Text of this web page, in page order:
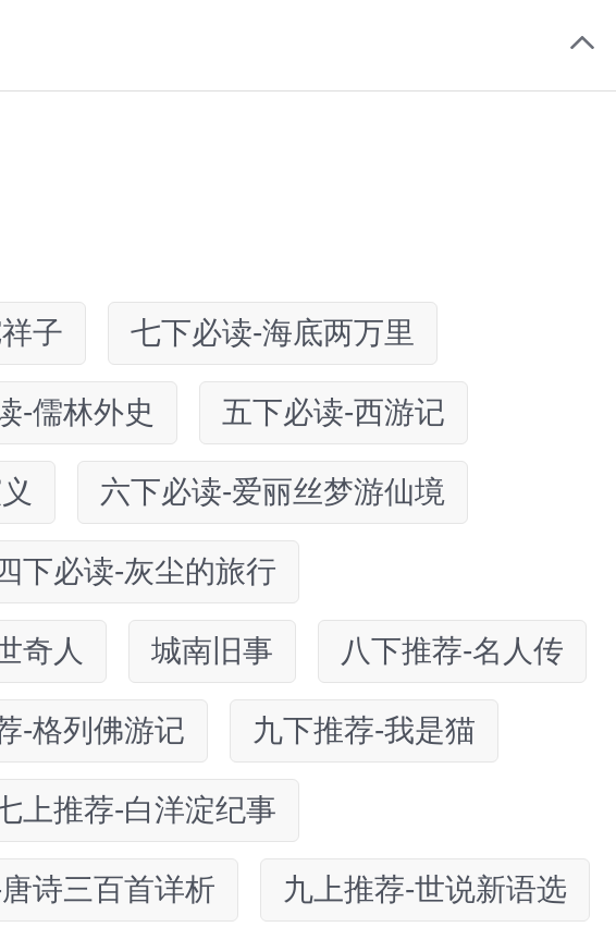
子 七下必读-海底两万里
-儒林外史 五下必读-西游记
六下必读-爱丽丝梦游仙境
下必读-灰尘的旅行
奇人 城南旧事 八下推荐-名人传
-格列佛游记 九下推荐-我是猫
上推荐-白洋淀纪事
诗三百首详析 九上推荐-世说新语选